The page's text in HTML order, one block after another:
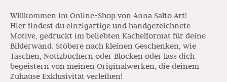
Willkommen im Online-Shop von Anna Salto Art!
Hier findest du einzigartige und handgezeichnete
Motive, gedruckt im beliebten Kachelformat für deine
Bilderwand. Stöbere nach kleinen Geschenken, wie
Taschen, Notizbüchern oder Blöcken oder lass dich
begeistern von meinen Originalwerken, die deinem
Zuhause Exklusivität verleihen!